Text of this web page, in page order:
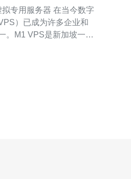
务器 在当今数字
）已成为许多企业和
。M1 VPS是新加坡一家
么选择新加坡M1 VPS作